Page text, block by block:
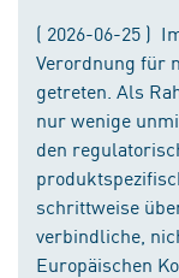
( 2026-06-25 )
Verordnung für
getreten. Als
nur wenige
den
schrittweise
verbindliche,
Europäischen